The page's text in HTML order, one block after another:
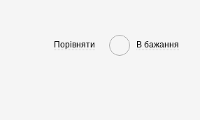
Порівняти В бажання